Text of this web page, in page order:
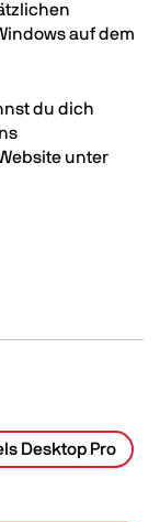
auf dem
du dich
unter
Desktop Pro